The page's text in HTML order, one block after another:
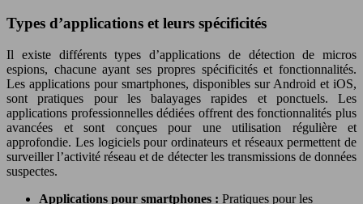
Types d’applications et leurs spécificités
Il existe différents types d’applications de détection de micros
espions, chacune ayant ses propres spécificités et fonctionnalités.
Les applications pour smartphones, disponibles sur Android et iOS,
sont pratiques pour les balayages rapides et ponctuels. Les
applications professionnelles dédiées offrent des fonctionnalités plus
avancées et sont conçues pour une utilisation régulière et
approfondie. Les logiciels pour ordinateurs et réseaux permettent de
surveiller l’activité réseau et de détecter les transmissions de données
suspectes.
Applications pour smartphones : Pratiques pour les